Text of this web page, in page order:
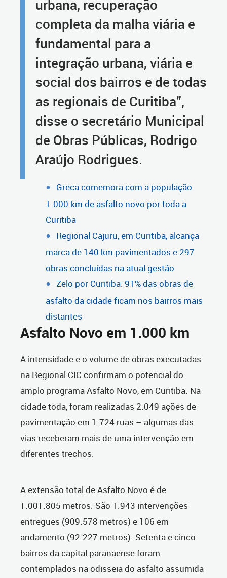
urbana, recuperação
completa da malha viária e
fundamental para a
integração urbana, viária e
social dos bairros e de todas
as regionais de Curitiba”,
disse o secretário Municipal
de Obras Públicas, Rodrigo
Araújo Rodrigues.
Greca comemora com a população
1.000 km de asfalto novo por toda a
Curitiba
Regional Cajuru, em Curitiba, alcança
marca de 140 km pavimentados e 297
obras concluídas na atual gestão
Zelo por Curitiba: 91% das obras de
asfalto da cidade ficam nos bairros mais
distantes
Asfalto Novo em 1.000 km
A intensidade e o volume de obras executadas
na Regional CIC confirmam o potencial do
amplo programa Asfalto Novo, em Curitiba. Na
cidade toda, foram realizadas 2.049 ações de
pavimentação em 1.724 ruas – algumas das
vias receberam mais de uma intervenção em
diferentes trechos.
A extensão total de Asfalto Novo é de
1.001.805 metros. São 1.943 intervenções
entregues (909.578 metros) e 106 em
andamento (92.227 metros). Setenta e cinco
bairros da capital paranaense foram
contemplados na odisseia do asfalto assumida